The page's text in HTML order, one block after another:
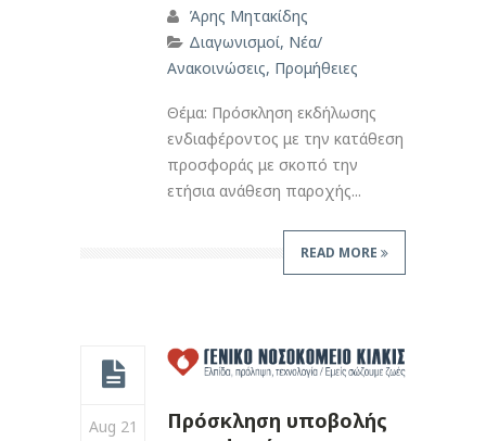
Άρης Μητακίδης
Διαγωνισμοί, Νέα/
Ανακοινώσεις, Προμήθειες
Θέμα: Πρόσκληση εκδήλωσης
ενδιαφέροντος με την κατάθεση
προσφοράς με σκοπό την
ετήσια ανάθεση παροχής...
READ MORE
Aug 21
Πρόσκληση υποβολής